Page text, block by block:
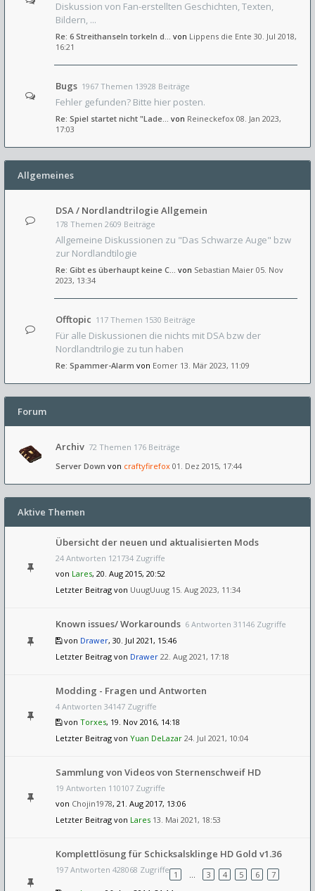
Diskussion von Fan-erstellten Geschichten, Texten,
Bildern, ...
Re: 6 Streithanseln torkeln d… von Lippens die Ente 30. Jul 2018,
16:21
Bugs 1967 Themen 13928 Beiträge
Fehler gefunden? Bitte hier posten.
Re: Spiel startet nicht "Lade… von Reineckefox 08. Jan 2023,
17:03
Allgemeines
DSA / Nordlandtrilogie Allgemein
178 Themen 2609 Beiträge
Allgemeine Diskussionen zu "Das Schwarze Auge" bzw
zur Nordlandtilogie
Re: Gibt es überhaupt keine C… von Sebastian Maier 05. Nov
2023, 13:34
Offtopic 117 Themen 1530 Beiträge
Für alle Diskussionen die nichts mit DSA bzw der
Nordlandtrilogie zu tun haben
Re: Spammer-Alarm von Eomer 13. Mär 2023, 11:09
Forum
Archiv 72 Themen 176 Beiträge
Server Down von craftyfirefox 01. Dez 2015, 17:44
Aktive Themen
Übersicht der neuen und aktualisierten Mods
24 Antworten 121734 Zugriffe
von Lares, 20. Aug 2015, 20:52
Letzter Beitrag von UuugUuug 15. Aug 2023, 11:34
Known issues/ Workarounds 6 Antworten 31146 Zugriffe
von Drawer, 30. Jul 2021, 15:46
Letzter Beitrag von Drawer 22. Aug 2021, 17:18
Modding - Fragen und Antworten
4 Antworten 34147 Zugriffe
von Torxes, 19. Nov 2016, 14:18
Letzter Beitrag von Yuan DeLazar 24. Jul 2021, 10:04
Sammlung von Videos von Sternenschweif HD
19 Antworten 110107 Zugriffe
von Chojin1978, 21. Aug 2017, 13:06
Letzter Beitrag von Lares 13. Mai 2021, 18:53
Komplettlösung für Schicksalsklinge HD Gold v1.36
197 Antworten 428068 Zugriffe 1 … 3 4 5 6
7